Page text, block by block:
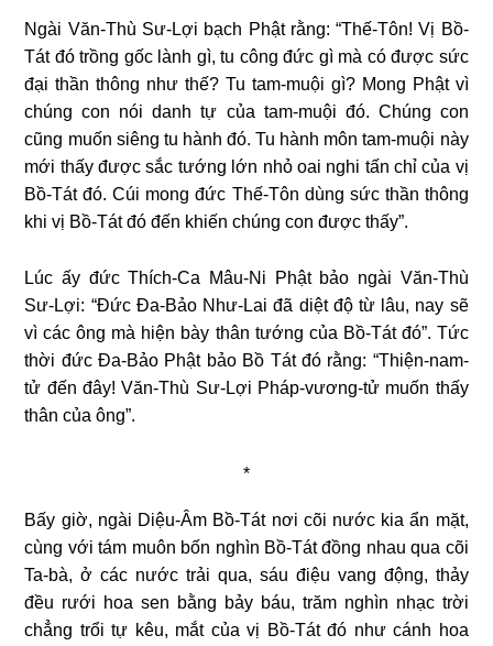
Ngài Văn-Thù Sư-Lợi bạch Phật rằng: “Thế-Tôn! Vị Bồ-
Tát đó trồng gốc lành gì, tu công đức gì mà có được sức
đại thần thông như thế? Tu tam-muội gì? Mong Phật vì
chúng con nói danh tự của tam-muội đó. Chúng con
cũng muốn siêng tu hành đó. Tu hành môn tam-muội này
mới thấy được sắc tướng lớn nhỏ oai nghi tấn chỉ của vị
Bồ-Tát đó. Cúi mong đức Thế-Tôn dùng sức thần thông
khi vị Bồ-Tát đó đến khiến chúng con được thấy”.
Lúc ấy đức Thích-Ca Mâu-Ni Phật bảo ngài Văn-Thù
Sư-Lợi: “Đức Đa-Bảo Như-Lai đã diệt độ từ lâu, nay sẽ
vì các ông mà hiện bày thân tướng của Bồ-Tát đó”. Tức
thời đức Đa-Bảo Phật bảo Bồ Tát đó rằng: “Thiện-nam-
tử đến đây! Văn-Thù Sư-Lợi Pháp-vương-tử muốn thấy
thân của ông”.
*
Bấy giờ, ngài Diệu-Âm Bồ-Tát nơi cõi nước kia ẩn mặt,
cùng với tám muôn bốn nghìn Bồ-Tát đồng nhau qua cõi
Ta-bà, ở các nước trải qua, sáu điệu vang động, thảy
đều rưới hoa sen bằng bảy báu, trăm nghìn nhạc trời
chẳng trổi tự kêu, mắt của vị Bồ-Tát đó như cánh hoa